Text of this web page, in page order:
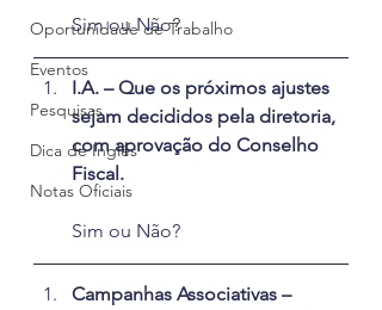
Oportunidade de Trabalho
Eventos
Pesquisas
Dica de Inglês
Notas Oficiais
Sim ou Não?
I.A. – Que os próximos ajustes
sejam decididos pela diretoria,
com aprovação do Conselho
Fiscal.
Sim ou Não?
Campanhas Associativas –